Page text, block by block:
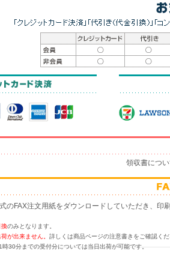
領収書につ
のFAX注文用紙をダウンロードしていただき、
換のみとなります。
が出来ません。 詳しくは商品ページの注意書きをご確認くだ
30分までの受付分については当日出荷が可能です。